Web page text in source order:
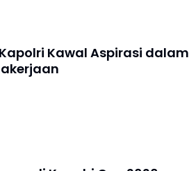
Kawal Aspirasi dalam